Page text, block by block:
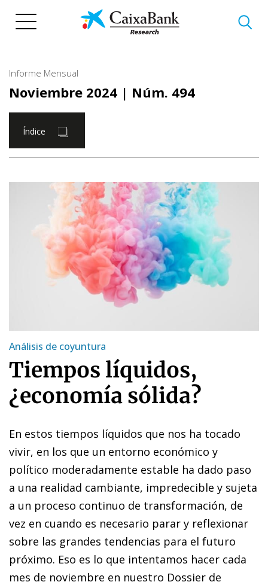
Informe Mensual
Noviembre 2024 | Núm. 494
Índice
Análisis de coyuntura
Tiempos líquidos,
¿economía sólida?
En estos tiempos líquidos que nos ha tocado
vivir, en los que un entorno económico y
político moderadamente estable ha dado paso
a una realidad cambiante, impredecible y sujeta
a un proceso continuo de transformación, de
vez en cuando es necesario parar y reflexionar
sobre las grandes tendencias para el futuro
próximo. Eso es lo que intentamos hacer cada
mes de noviembre en nuestro Dossier de